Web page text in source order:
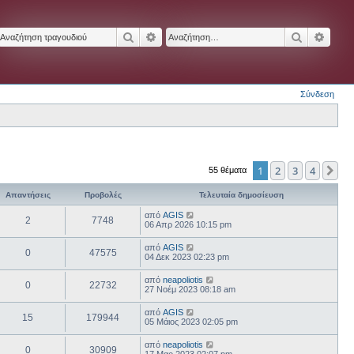
ΑναζήτησηΕιδική αναζήτηση
Σύνδεση
55 θέματα 1 2 3 4
Απαντήσεις Προβολές Τελευταία δημοσίευση
2 7748 από AGIS
06 Απρ 2026 10:15 pm
0 47575 από AGIS
04 Δεκ 2023 02:23 pm
0 22732 από neapoliotis
27 Νοέμ 2023 08:18 am
15 179944 από AGIS
05 Μάιος 2023 02:05 pm
0 30909 από neapoliotis